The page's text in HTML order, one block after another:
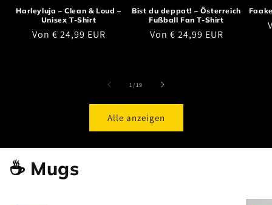
Harleyluja – Clean & Loud –
Unisex T-Shirt
Normaler Preis
Von € 24,99 EUR
Bist du deppat! – Österreich
Fußball Fan T-Shirt
Normaler Preis
Von € 24,99 EUR
1 /von
19
Alle anzeigen
☕ Mugs